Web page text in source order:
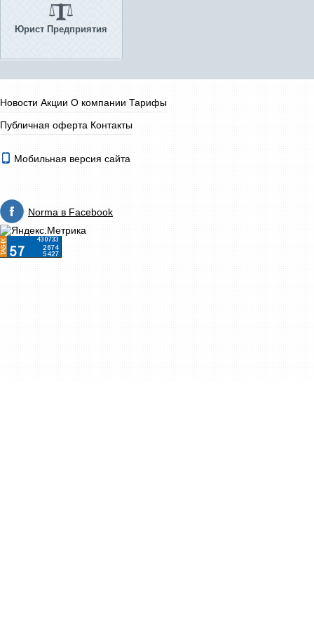
Юрист Предприятия
Новости Акции О компании Тарифы
Публичная оферта Контакты
Мобильная версия сайта
Norma в Facebook